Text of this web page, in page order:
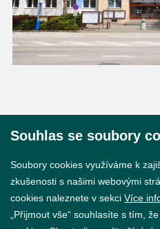
Souhlas se soubory
Soubory cookies využíváme k
zkušenosti s našimi webovými
cookies naleznete v sekci Více
„Přijmout vše“ souhlasíte s tím,